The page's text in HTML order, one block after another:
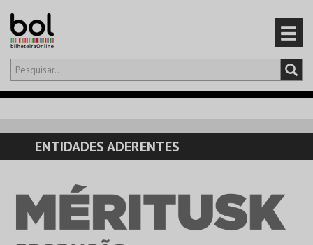
Olá,iniciar sessão
CARRINHO
EVENTOS
CARTÕES
PRODUTOS
ENTIDADES ADERENTES